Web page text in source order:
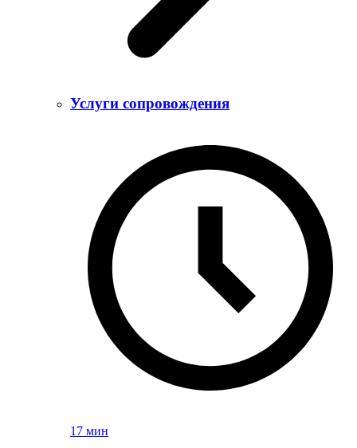
Услуги сопровождения
17 мин